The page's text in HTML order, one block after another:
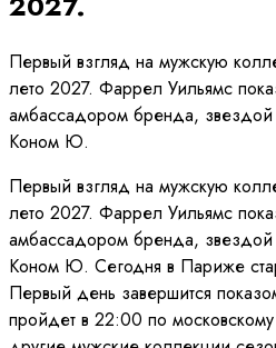
Первый взгляд на мужскую
лето 2027. Фаррел Уильямс
амбассадором бренда,
Коном Ю.
Первый взгляд на мужскую
лето 2027. Фаррел Уильямс
амбассадором бренда,
Коном Ю. Сегодня в Париже
Первый день завершится
пройдет в 22:00 по